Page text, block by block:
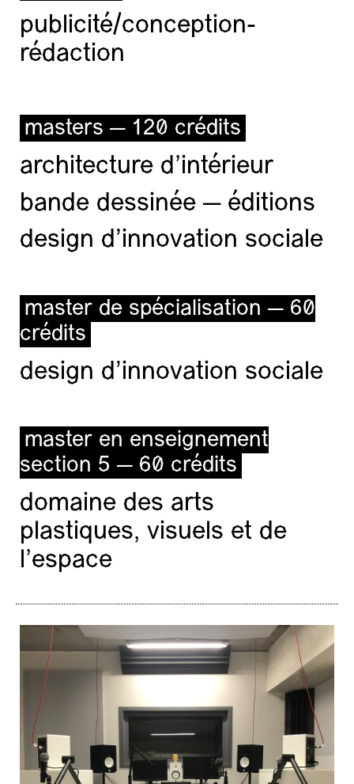
publicité/conception-
rédaction
masters — 120 crédits
architecture d’intérieur
bande dessinée — éditions
design d'innovation sociale
master de spécialisation — 60
crédits
design d'innovation sociale
master en enseignement
section 5 — 60 crédits
domaine des arts
plastiques, visuels et de
l’espace